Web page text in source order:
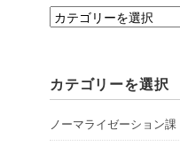
支
ョ
ル
カテゴリーを選択
ノーマライゼーション課